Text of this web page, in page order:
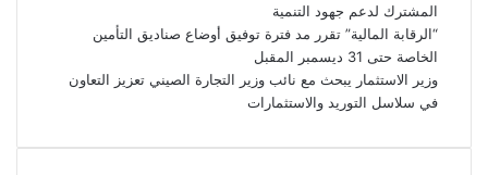
المشترك لدعم جهود التنمية
“الرقابة المالية” تقرر مد فترة توفيق أوضاع صناديق التأمين
الخاصة حتى 31 ديسمبر المقبل
وزير الاستثمار يبحث مع نائب وزير التجارة الصيني تعزيز التعاون
في سلاسل التوريد والاستثمارات